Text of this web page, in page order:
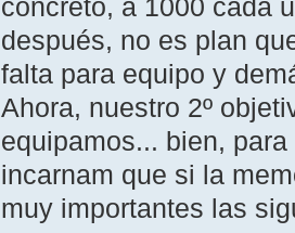
después, no es plan
falta para equipo y
Ahora, nuestro 2º
equipamos... bien,
incarnam que si la
muy importantes las